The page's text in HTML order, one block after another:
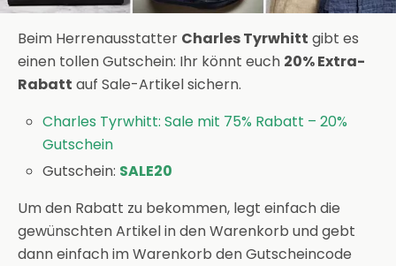
Beim Herrenausstatter Charles Tyrwhitt gibt es
einen tollen Gutschein: Ihr könnt euch 20% Extra-
Rabatt auf Sale-Artikel sichern.
Charles Tyrwhitt: Sale mit 75% Rabatt – 20%
Gutschein
Gutschein: SALE20
Um den Rabatt zu bekommen, legt einfach die
gewünschten Artikel in den Warenkorb und gebt
dann einfach im Warenkorb den Gutscheincode